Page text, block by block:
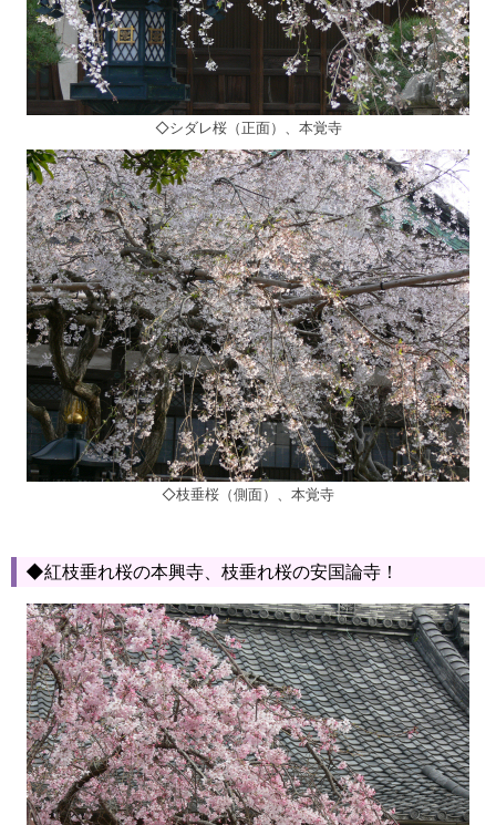
◇シダレ桜（正面）、本覚寺
◇枝垂桜（側面）、本覚寺
◆紅枝垂れ桜の本興寺、枝垂れ桜の安国論寺！